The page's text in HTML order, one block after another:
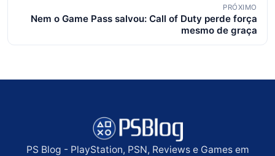
PRÓXIMO
Nem o Game Pass salvou: Call of Duty perde força
mesmo de graça
PS Blog - PlayStation, PSN, Reviews e Games em